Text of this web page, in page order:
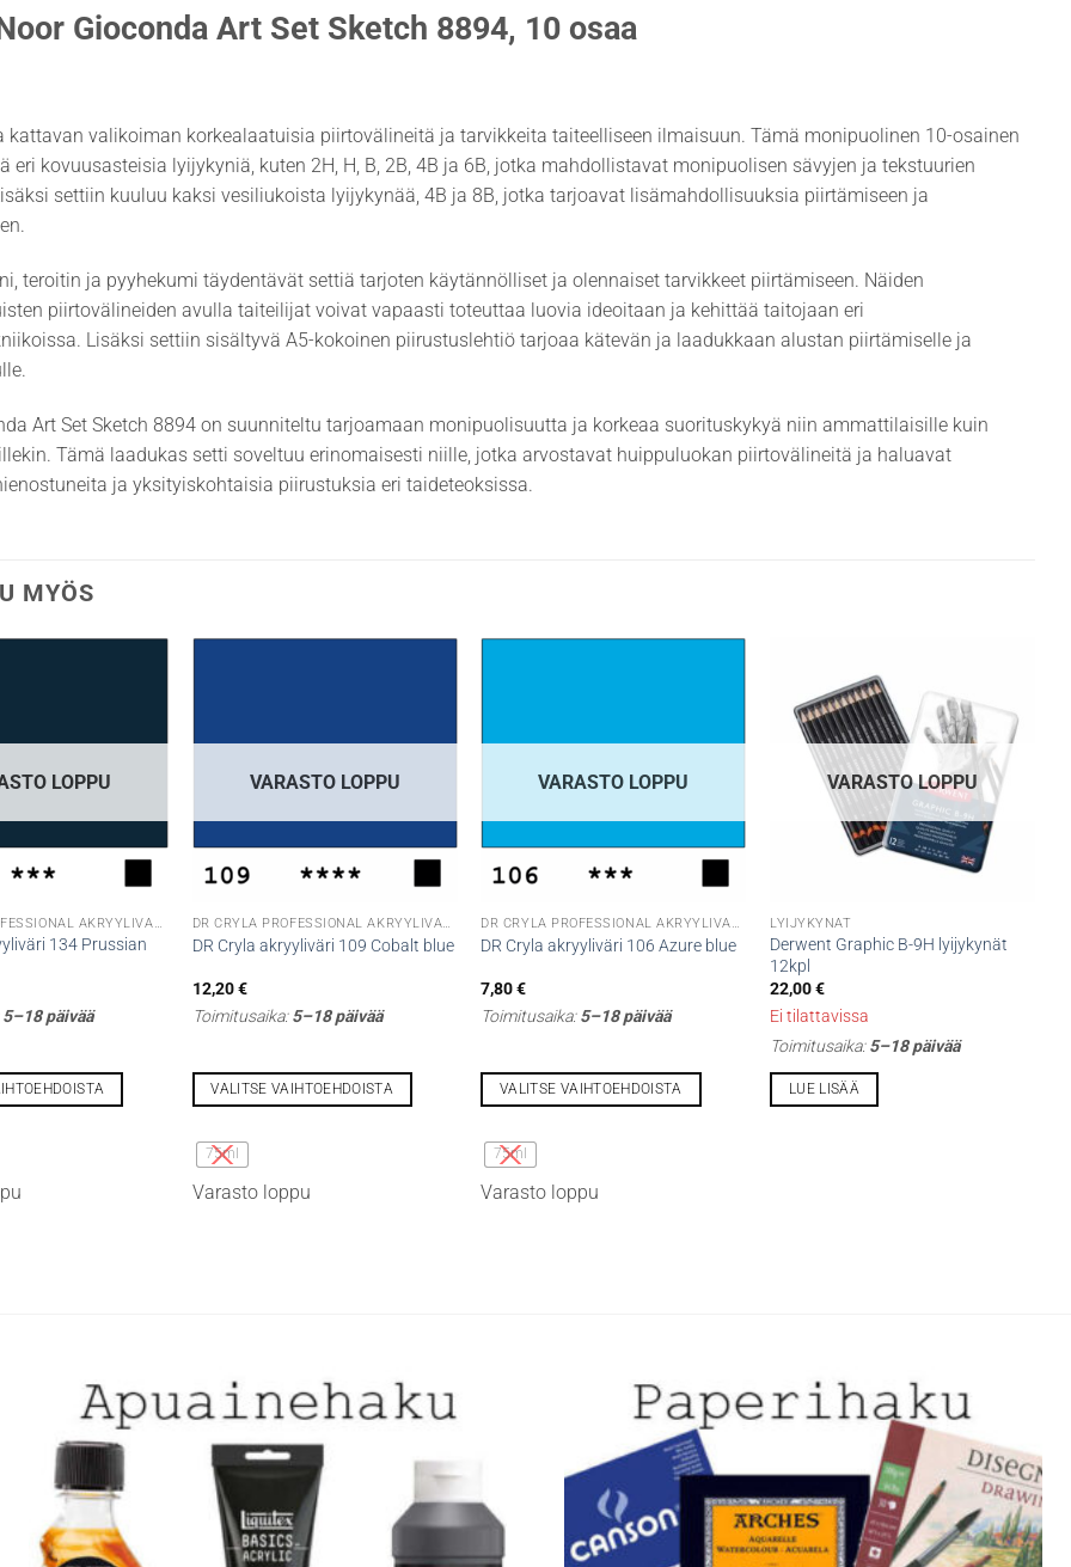
Gioconda Art Set Sketch 8894, 10 osaa
kattavan valikoiman korkealaatuisia piirtovälineitä ja tarvikkeita taiteelliseen ilmaisuun. Tämä monipuolinen 10-osainen
eri kovuusasteisia lyijykyniä, kuten 2H, H, B, 2B, 4B ja 6B, jotka mahdollistavat monipuolisen sävyjen ja tekstuurien
settiin kuuluu kaksi vesiliukoista lyijykynää, 4B ja 8B, jotka tarjoavat lisämahdollisuuksia piirtämiseen ja
teroitin ja pyyhekumi täydentävät settiä tarjoten käytännölliset ja olennaiset tarvikkeet piirtämiseen. Näiden
piirtovälineiden avulla taiteilijat voivat vapaasti toteuttaa luovia ideoitaan ja kehittää taitojaan eri
Lisäksi settiin sisältyvä A5-kokoinen piirustuslehtiö tarjoaa kätevän ja laadukkaan alustan piirtämiselle ja
Art Set Sketch 8894 on suunniteltu tarjoamaan monipuolisuutta ja korkeaa suorituskykyä niin ammattilaisille kuin
Tämä laadukas setti soveltuu erinomaisesti niille, jotka arvostavat huippuluokan piirtovälineitä ja haluavat
ja yksityiskohtaisia piirustuksia eri taideteoksissa.
MYÖS
LOPPU
DR CRYLA PROFESSIONAL AKRYYLIVÄRIT
134 Prussian
5–18 päivää
VARASTO LOPPU
DR CRYLA PROFESSIONAL AKRYYLIVÄRIT
DR Cryla akryyliväri 109 Cobalt blue
12,20€
Toimitusaika:5–18 päivää
VALITSE VAIHTOEHDOISTA
tuotteella
useampi
75ml
Varasto loppu
VARASTO LOPPU
DR CRYLA PROFESSIONAL AKRYYLIVÄRIT
DR Cryla akryyliväri 106 Azure blue
7,80€
Toimitusaika:5–18 päivää
VALITSE VAIHTOEHDOISTA
tuotteella
useampi
75ml
Varasto loppu
VARASTO LOPPU
LYIJYKYNÄT
Derwent Graphic B-9H lyijykynät
12kpl
22,00€
Ei tilattavissa
Toimitusaika:5–18 päivää
LUE LISÄÄ